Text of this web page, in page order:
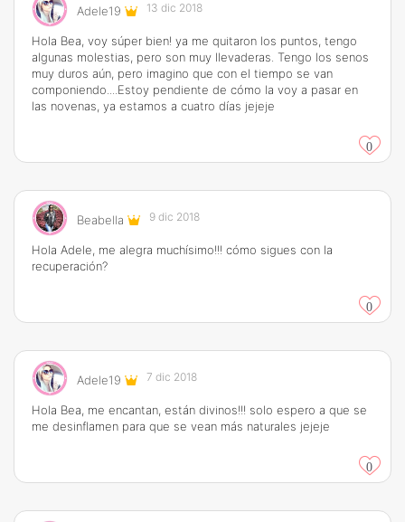
Adele19 13 dic 2018
Hola Bea, voy súper bien! ya me quitaron los puntos, tengo
algunas molestias, pero son muy llevaderas. Tengo los senos
muy duros aún, pero imagino que con el tiempo se van
componiendo....Estoy pendiente de cómo la voy a pasar en
las novenas, ya estamos a cuatro días jejeje
0
Beabella 9 dic 2018
Hola Adele, me alegra muchísimo!!! cómo sigues con la
recuperación?
0
Adele19 7 dic 2018
Hola Bea, me encantan, están divinos!!! solo espero a que se
me desinflamen para que se vean más naturales jejeje
0